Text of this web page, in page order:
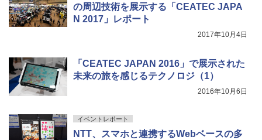
の周辺技術を展示する「CEATEC JAPA
N 2017」レポート
2017年10月4日
「CEATEC JAPAN 2016」で展示された
未来の旅を感じるテクノロジ（1）
2016年10月6日
イベントレポート
NTT、スマホと連携するWebベースの多